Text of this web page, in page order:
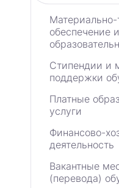
Материально-
обеспечение
Стипендии и
поддержки
Платные
услуги
Финансово-
деятельность
Вакантные
(перевода)